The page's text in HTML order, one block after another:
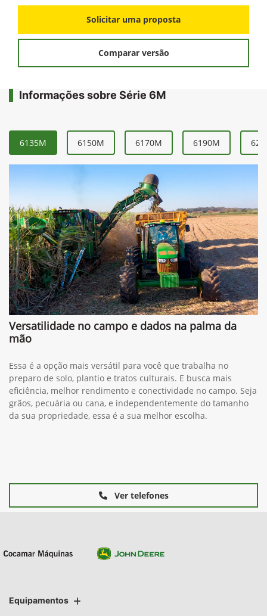
Solicitar uma proposta
Comparar versão
Informações sobre Série 6M
6135M 6150M 6170M 6190M
Versatilidade no campo e dados na palma da
mão
Essa é a opção mais versátil para você que trabalha no
preparo de solo, plantio e tratos culturais. E busca mais
eficiência, melhor rendimento e conectividade no campo. Seja
grãos, pecuária ou cana, e independentemente do tamanho
da sua propriedade, essa é a sua melhor escolha.
Ver telefones
Equipamentos